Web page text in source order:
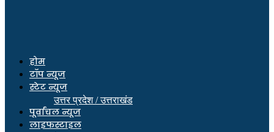
होम
टॉप न्यूज
स्टेट न्यूज
उत्तर प्रदेश / उत्तराखंड
पूर्वांचल न्यूज
लाइफस्टाइल